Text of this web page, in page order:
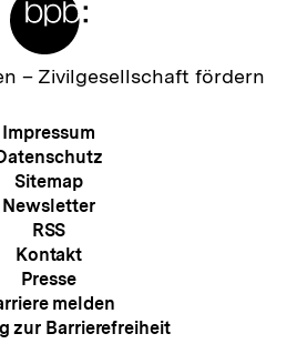
– Zivilgesellschaft fördern
Meta-
Navigation
Impressum
Sitemap
Newsletter
RSS
Kontakt
Presse
melden
zur Barrierefreiheit